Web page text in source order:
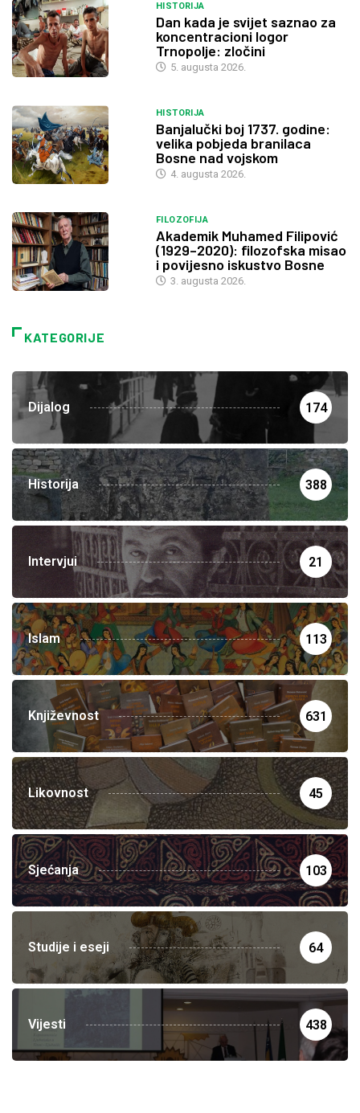
HISTORIJA
Dan kada je svijet saznao za
koncentracioni logor
Trnopolje: zločini
5. augusta 2026.
HISTORIJA
Banjalučki boj 1737. godine:
velika pobjeda branilaca
Bosne nad vojskom
4. augusta 2026.
FILOZOFIJA
Akademik Muhamed Filipović
(1929–2020): filozofska misao
i povijesno iskustvo Bosne
3. augusta 2026.
KATEGORIJE
Dijalog 174
Historija 388
Intervjui 21
Islam 113
Književnost 631
Likovnost 45
Sjećanja 103
Studije i eseji 64
Vijesti 438